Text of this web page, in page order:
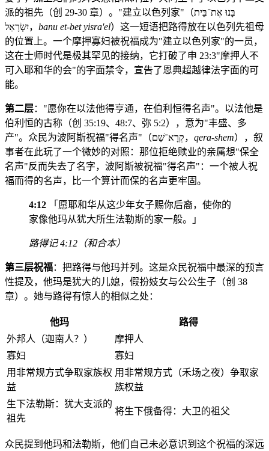
派的祖先（创 29-30 章）。"建立以色列家"（בָּנוּ אֶת־בֵּית
יִשְׂרָאֵל， banu et-bet yisra'el）这一短语把路得放在以色列先祖母
的位置上。一个摩押寡妇被祝福成为"建立以色列家"的一员，
这在士师时代是极其罕见的接纳，它打破了申 23:3"摩押人不
可入耶和华的会"的字面禁令，宣告了恩典超越律法字面的可
能。
第二层："愿你在以法他得亨通，在伯利恒得名声"。以法他是
伯利恒的古称（创 35:19、48:7、弥 5:2），意为"丰盛、多
产"。众民为波阿斯祝福"得名声"（קְרָא־שֵׁם， qera-shem），叙
事者在此玩了一个微妙的对照：那位拒绝赎业的亲属想"保全
名声"反而失去了名字，波阿斯被祝福"得名声"：一个被人祝
福而得的名声，比一个算计而保的名声更牢固。
4:12 「愿耶和华从这少年女子赐你后裔，使你的
家像他玛从犹大所生法勒斯的家一般。」
路得记 4:12（和合本）
第三层祝福：把路得与他玛并列。这是众民祝福中最深的预言
性提及，他玛是犹大的儿媳，假扮妓女与公公生子（创 38
章）。她与路得有惊人的相似之处：
他玛
路得
外邦人（迦南人？）
摩押人
寡妇
寡妇
用非常规方式争取家族权
益
用非常规方式（禾场之夜）争取家
族权益
生下法勒斯：犹大支派的
祖先
将生下俄备得：大卫的祖父
众民提到他玛和法勒斯，他们自己未必意识到这个祝福的深远